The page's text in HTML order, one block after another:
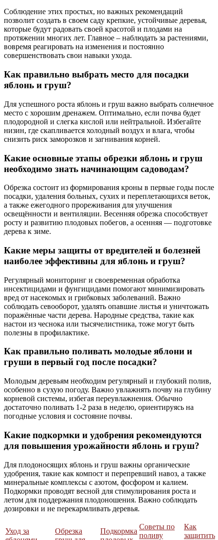
Соблюдение этих простых, но важных рекомендаций
позволит создать в своем саду крепкие, устойчивые деревья,
которые будут радовать своей красотой и плодами на
протяжении многих лет. Главное – наблюдать за растениями,
вовремя реагировать на изменения и постоянно
совершенствовать свои навыки ухода.
Как правильно выбрать место для посадки
яблонь и груш?
Для успешного роста яблонь и груш важно выбрать солнечное
место с хорошим дренажем. Оптимально, если почва будет
плодородной и слегка кислой или нейтральной. Избегайте
низин, где скапливается холодный воздух и влага, чтобы
снизить риск заморозков и загнивания корней.
Какие основные этапы обрезки яблонь и груш
необходимо знать начинающим садоводам?
Обрезка состоит из формирования кроны в первые годы после
посадки, удаления больных, сухих и переплетающихся веток,
а также ежегодного прореживания для улучшения
освещённости и вентиляции. Весенняя обрезка способствует
росту и развитию плодовых побегов, а осенняя — подготовке
дерева к зиме.
Какие меры защиты от вредителей и болезней
наиболее эффективны для яблонь и груш?
Регулярный мониторинг и своевременная обработка
инсектицидами и фунгицидами помогают минимизировать
вред от насекомых и грибковых заболеваний. Важно
соблюдать севооборот, удалять опавшие листья и уничтожать
поражённые части дерева. Народные средства, такие как
настои из чеснока или тысячелистника, тоже могут быть
полезны в профилактике.
Как правильно поливать молодые яблони и
груши в первый год после посадки?
Молодым деревьям необходим регулярный и глубокий полив,
особенно в сухую погоду. Важно увлажнять почву на глубину
корневой системы, избегая переувлажнения. Обычно
достаточно поливать 1-2 раза в неделю, ориентируясь на
погодные условия и состояние почвы.
Какие подкормки и удобрения рекомендуются
для повышения урожайности яблонь и груш?
Для плодоносящих яблонь и груш важны органические
удобрения, такие как компост и перепревший навоз, а также
минеральные комплексы с азотом, фосфором и калием.
Подкормки проводят весной для стимулирования роста и
летом для поддержания плодоношения. Важно соблюдать
дозировки и не перекармливать деревья.
Уход за
Обрезка
Подкормка
Советы по
поливу
Как
защитить